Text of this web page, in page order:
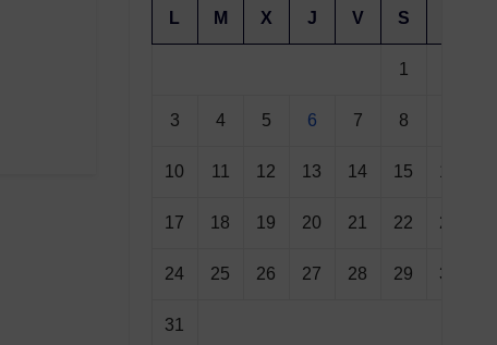
L M X J V S
1
3 4 5 6 7 8
10 11 12 13 14 15 16
17 18 19 20 21 22 23
24 25 26 27 28 29 30
31